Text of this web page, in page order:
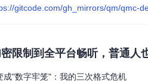
gitcode.com/gh_mirrors/qm/qmc-
限制到全平台畅听，普通人
成"数字牢笼"：我的三次格式危机